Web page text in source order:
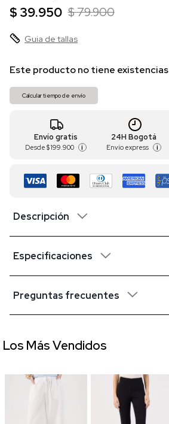
$ 39.950 $ 79.900
Guia de tallas
Este producto no tiene existencias
Calcular tiempo de envío
Envío gratis
Desde $ 199.900 i
24H Bogotá
Envío express i
Descripción
Especificaciones
Preguntas frecuentes
Los Más Vendidos